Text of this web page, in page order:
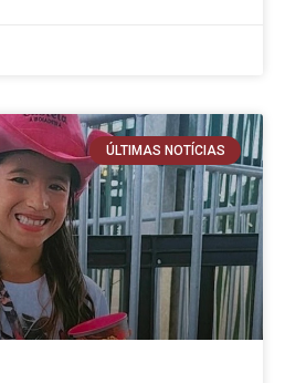
ÚLTIMAS NOTÍCIAS